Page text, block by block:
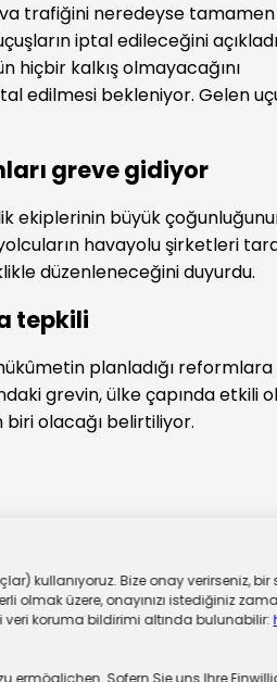
trafiğini neredeyse tamamen
iptal edileceğini
hiçbir kalkış olmayacağını
edilmesi bekleniyor. Gelen
greve gidiyor
ekiplerinin büyük
havayolu şirketleri
düzenleneceğini duyurdu.
tepkili
planladığı reformlara
grevin, ülke çapında etkili
olacağı belirtiliyor.
kullanıyoruz. Bize onay verirseniz,
üzere, onayınızı istediğiniz
veri koruma bildirimi altında bulunabilir:
Sofern Sie uns Ihre